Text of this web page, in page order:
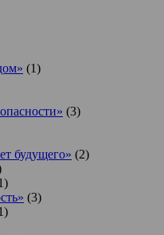
(1)
(3)
будущего» (2)
(3)